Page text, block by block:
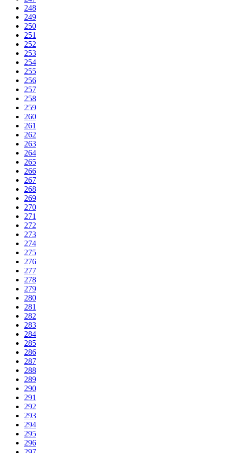
248
249
250
251
252
253
254
255
256
257
258
259
260
261
262
263
264
265
266
267
268
269
270
271
272
273
274
275
276
277
278
279
280
281
282
283
284
285
286
287
288
289
290
291
292
293
294
295
296